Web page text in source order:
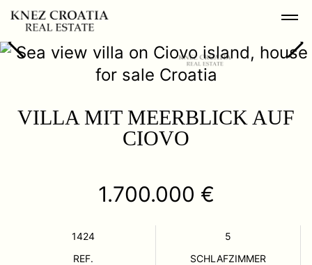
VILLA MIT MEERBLICK AUF
CIOVO
1.700.000 €
1424
REF.
5
SCHLAFZIMMER